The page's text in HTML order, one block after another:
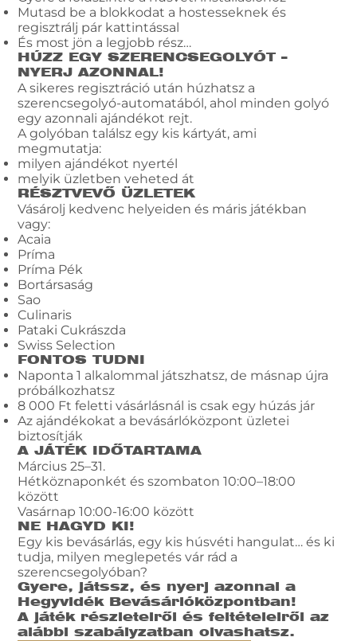
Mutasd be a blokkodat a hostesseknek és
regisztrálj pár kattintással
És most jön a legjobb rész…
HÚZZ EGY SZERENCSEGOLYÓT –
NYERJ AZONNAL!
A sikeres regisztráció után húzhatsz a
szerencsegolyó-automatából, ahol minden golyó
egy azonnali ajándékot rejt.
A golyóban találsz egy kis kártyát, ami
megmutatja:
milyen ajándékot nyertél
melyik üzletben veheted át
RÉSZTVEVŐ ÜZLETEK
Vásárolj kedvenc helyeiden és máris játékban
vagy:
Acaia
Príma
Príma Pék
Bortársaság
Sao
Culinaris
Pataki Cukrászda
Swiss Selection
FONTOS TUDNI
Naponta 1 alkalommal játszhatsz, de másnap újra
próbálkozhatsz
8 000 Ft feletti vásárlásnál is csak egy húzás jár
Az ajándékokat a bevásárlóközpont üzletei
biztosítják
A JÁTÉK IDŐTARTAMA
Március 25–31.
Hétköznaponkét és szombaton 10:00–18:00
között
Vasárnap 10:00-16:00 között
NE HAGYD KI!
Egy kis bevásárlás, egy kis húsvéti hangulat… és ki
tudja, milyen meglepetés vár rád a
szerencsegolyóban?
Gyere, játssz, és nyerj azonnal a
Hegyvidék Bevásárlóközpontban!
A játék részleteiről és feltételeiről az
alábbi szabályzatban olvashatsz.